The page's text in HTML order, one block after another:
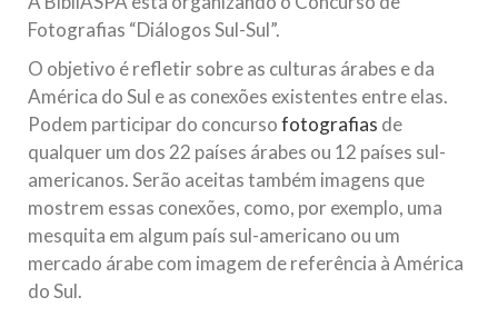
todos os irmãos e irmãs um novo
(A.S.)
data em que relembramos o martírio do quarto Imam dos
muçulmanos, o Imam Ali Ibn Al-Hussein Ibn Ali Ibn Abi Táleb
(A.S.), conhecido por “Zein Al-Ábidin” (Formosura
NOTÍCIAS
3 DE JULHO DE 2014
Fotografias “Diálogos Sul-Sul”.
O objetivo é refletir sobre as culturas árabes e da
América do Sul e as conexões existentes entre elas.
Podem participar do concursofotografias de
qualquer um dos 22 países árabes ou 12 países sul-
americanos. Serão aceitas também imagens que
mostrem essas conexões, como, por exemplo, uma
mesquita em algum país sul-americano ou um
mercado árabe com imagem de referência à América
do Sul.